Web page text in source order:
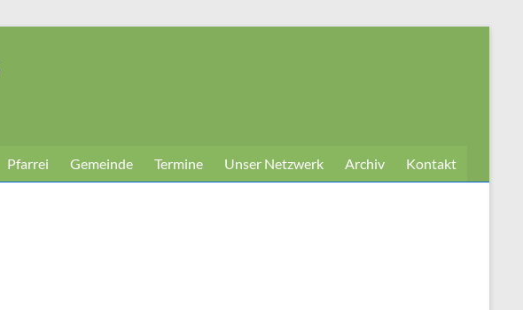
Pfarrei Gemeinde Termine Unser Netzwerk Archiv Kontakt